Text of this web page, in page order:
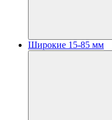
Широкие 15-85 мм